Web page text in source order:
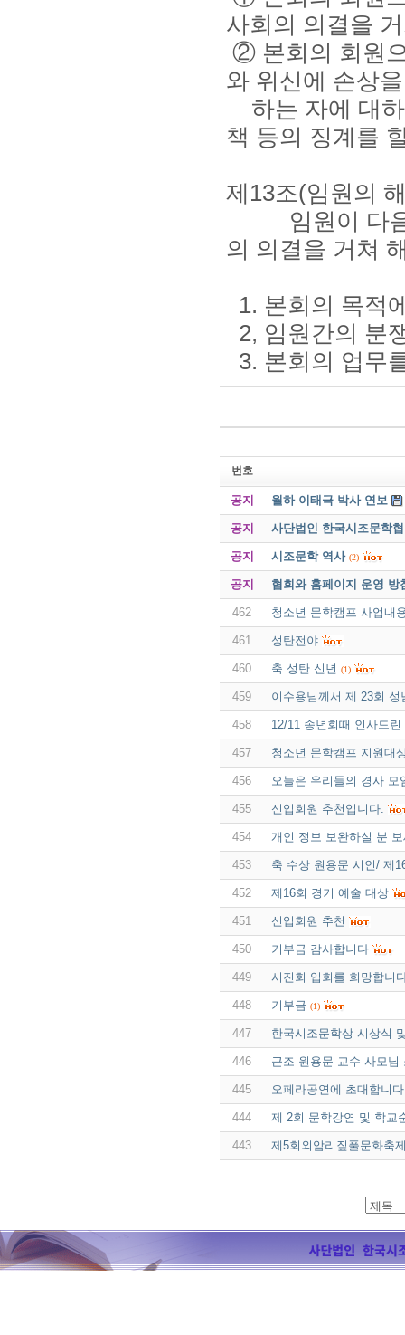
사회의 의결을
② 본회의 회원
와 위신에 손상
하는 자에 대하
책 등의 징계를
제13조(임원의
임원이 다음
의 의결을 거쳐
1. 본회의 목적
2, 임원간의 분
3. 본회의 업무
번호
공지 월하 이태극 박사 연보
공지 사단법인 한국시조문학
공지 시조문학 역사 (2)
공지 협회와 홈페이지 운영 방
462 청소년 문학캠프 사업내
461 성탄전야
460 축 성탄 신년 (1)
459 이수용님께서 제 23회 성
458 12/11 송년회때 인사드
457 청소년 문학캠프 지원대
456 오늘은 우리들의 경사 모
455 신입회원 추천입니다.
454 개인 정보 보완하실 분
453 축 수상 원용문 시인/ 제
452 제16회 경기 예술 대상
451 신입회원 추천
450 기부금 감사합니다
449 시진회 입회를 희망합니
448 기부금 (1)
447 한국시조문학상 시상식
446 근조 원용문 교수 사모님
445 오페라공연에 초대합니다
444 제 2회 문학강연 및 학교
443 제5회외암리짚풀문화축